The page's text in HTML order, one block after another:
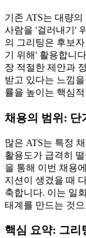
기존 ATS는 대량
사람을 '걸러내기'
의 그리팅은 후보
기 위해' 활용합니
장 적절한 제안과
받고 있다는 느낌
률을 높이는 핵심
채용의 범위: 단
많은 ATS는 특정
활용도가 급격히
을 통해 이번 채용
지션이 생겼을 때
축합니다. 이는 일
태계를 만드는 것
핵심 요약: 그리